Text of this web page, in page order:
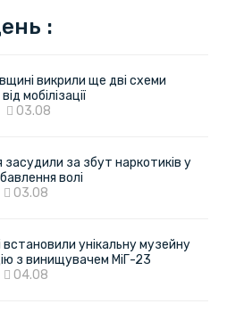
:
викрили ще дві схеми
мобілізації
03.08
засудили за збут наркотиків у
волі
03.08
встановили унікальну музейну
з винищувачем МіГ-23
04.08